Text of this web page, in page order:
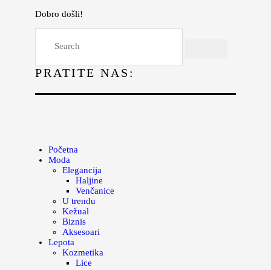
Dobro došli!
PRATITE NAS:
Početna
Moda
Elegancija
Haljine
Venčanice
U trendu
Kežual
Biznis
Aksesoari
Lepota
Kozmetika
Lice
Lepota
Kuhinja
Magazin